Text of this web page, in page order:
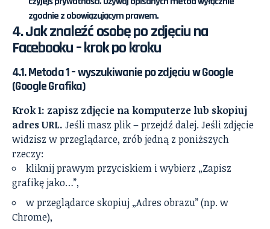
zgodnie z obowiązującym prawem.
4. Jak znaleźć osobę po zdjęciu na
Facebooku – krok po kroku
4.1. Metoda 1 – wyszukiwanie po zdjęciu w Google
(Google Grafika)
Krok 1: zapisz zdjęcie na komputerze lub skopiuj
adres URL. Jeśli masz plik – przejdź dalej. Jeśli zdjęcie
widzisz w przeglądarce, zrób jedną z poniższych
rzeczy:
kliknij prawym przyciskiem i wybierz „Zapisz
grafikę jako…”,
w przeglądarce skopiuj „Adres obrazu” (np. w
Chrome),